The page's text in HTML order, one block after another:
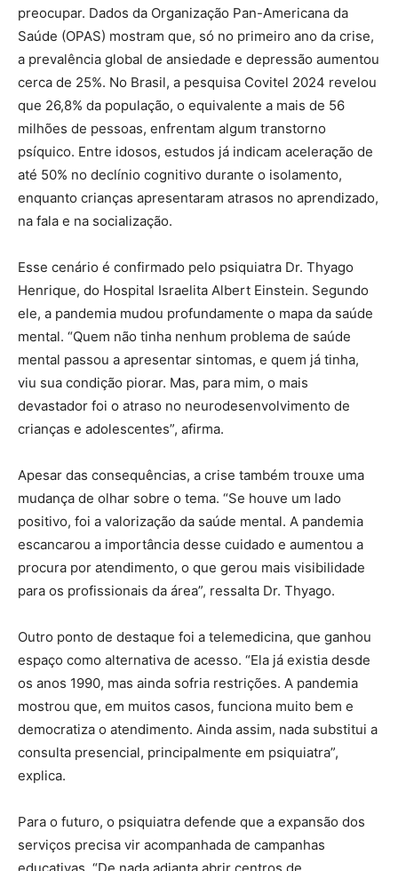
preocupar. Dados da Organização Pan-Americana da
Saúde (OPAS) mostram que, só no primeiro ano da crise,
a prevalência global de ansiedade e depressão aumentou
cerca de 25%. No Brasil, a pesquisa Covitel 2024 revelou
que 26,8% da população, o equivalente a mais de 56
milhões de pessoas, enfrentam algum transtorno
psíquico. Entre idosos, estudos já indicam aceleração de
até 50% no declínio cognitivo durante o isolamento,
enquanto crianças apresentaram atrasos no aprendizado,
na fala e na socialização.
Esse cenário é confirmado pelo psiquiatra Dr. Thyago
Henrique, do Hospital Israelita Albert Einstein. Segundo
ele, a pandemia mudou profundamente o mapa da saúde
mental. “Quem não tinha nenhum problema de saúde
mental passou a apresentar sintomas, e quem já tinha,
viu sua condição piorar. Mas, para mim, o mais
devastador foi o atraso no neurodesenvolvimento de
crianças e adolescentes”, afirma.
Apesar das consequências, a crise também trouxe uma
mudança de olhar sobre o tema. “Se houve um lado
positivo, foi a valorização da saúde mental. A pandemia
escancarou a importância desse cuidado e aumentou a
procura por atendimento, o que gerou mais visibilidade
para os profissionais da área”, ressalta Dr. Thyago.
Outro ponto de destaque foi a telemedicina, que ganhou
espaço como alternativa de acesso. “Ela já existia desde
os anos 1990, mas ainda sofria restrições. A pandemia
mostrou que, em muitos casos, funciona muito bem e
democratiza o atendimento. Ainda assim, nada substitui a
consulta presencial, principalmente em psiquiatra”,
explica.
Para o futuro, o psiquiatra defende que a expansão dos
serviços precisa vir acompanhada de campanhas